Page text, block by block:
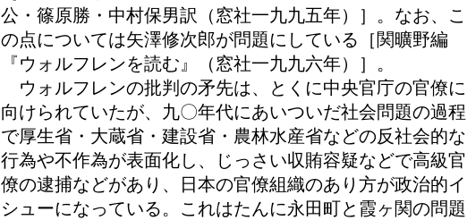
公・篠原勝・中村保男訳（窓社一九九五年）］。なお、こ
の点については矢澤修次郎が問題にしている［関曠野編
『ウォルフレンを読む』（窓社一九九六年）］。
ウォルフレンの批判の矛先は、とくに中央官庁の官僚に
向けられていたが、九〇年代にあいついだ社会問題の過程
で厚生省・大蔵省・建設省・農林水産省などの反社会的な
行為や不作為が表面化し、じっさい収賄容疑などで高級官
僚の逮捕などがあり、日本の官僚組織のあり方が政治的イ
シューになっている。これはたんに永田町と霞ヶ関の問題